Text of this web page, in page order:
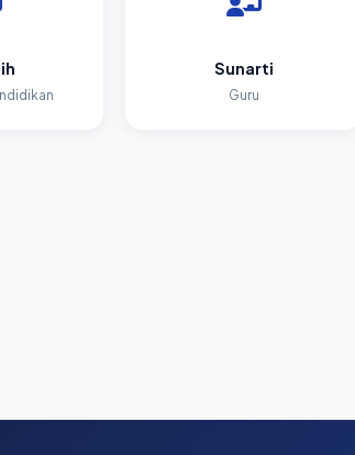
Sunarti
Guru